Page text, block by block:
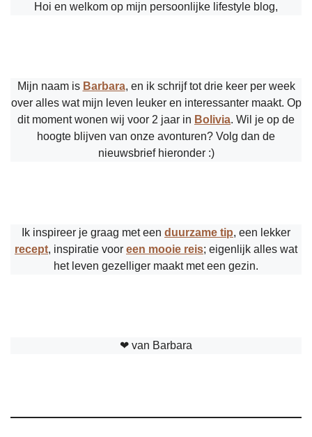
Hoi en welkom op mijn persoonlijke lifestyle blog,
Mijn naam is Barbara, en ik schrijf tot drie keer per week
over alles wat mijn leven leuker en interessanter maakt. Op
dit moment wonen wij voor 2 jaar in Bolivia. Wil je op de
hoogte blijven van onze avonturen? Volg dan de
nieuwsbrief hieronder :)
Ik inspireer je graag met een duurzame tip, een lekker
recept, inspiratie voor een mooie reis; eigenlijk alles wat
het leven gezelliger maakt met een gezin.
❤︎ van Barbara